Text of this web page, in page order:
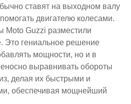
ставят на выходном валу
двигателю колесами.
Moto Guzzi разместили
Это гениальное решение
мощности, но и в
выравнивать обороты
делая их быстрыми и
обеспечивая мощнейший